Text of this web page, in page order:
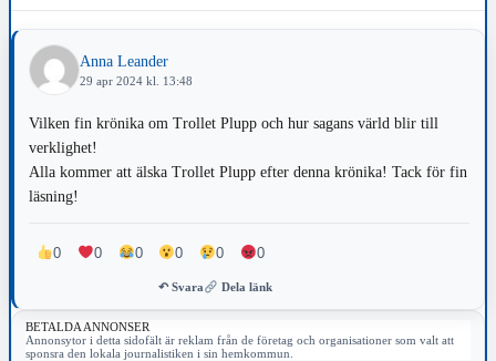
Anna Leander
29 apr 2024 kl. 13:48
Vilken fin krönika om Trollet Plupp och hur sagans värld blir till
verklighet!
Alla kommer att älska Trollet Plupp efter denna krönika! Tack för fin
läsning!
0 0 0 0 0 0
↶ Svara Dela länk
BETALDA ANNONSER
Annonsytor i detta sidofält är reklam från de företag och organisationer som valt att
sponsra den lokala journalistiken i sin hemkommun.